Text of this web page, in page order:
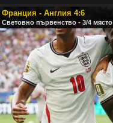
Франция - Англия 4:6
Световно първенство - 3/4 място